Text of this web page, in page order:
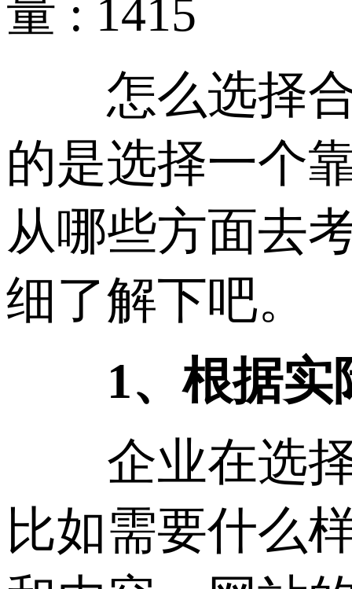
量 : 1415
怎么选择合
的是选择一个
从哪些方面去
细了解下吧。
1、根据
企业在选择
比如需要什么